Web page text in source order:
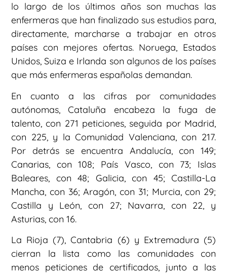
lo largo de los últimos años son muchas las
enfermeras que han finalizado sus estudios para,
directamente, marcharse a trabajar en otros
países con mejores ofertas. Noruega, Estados
Unidos, Suiza e Irlanda son algunos de los países
que más enfermeras españolas demandan.
En cuanto a las cifras por comunidades
autónomas, Cataluña encabeza la fuga de
talento, con 271 peticiones, seguida por Madrid,
con 225, y la Comunidad Valenciana, con 217.
Por detrás se encuentra Andalucía, con 149;
Canarias, con 108; País Vasco, con 73; Islas
Baleares, con 48; Galicia, con 45; Castilla-La
Mancha, con 36; Aragón, con 31; Murcia, con 29;
Castilla y León, con 27; Navarra, con 22, y
Asturias, con 16.
La Rioja (7), Cantabria (6) y Extremadura (5)
cierran la lista como las comunidades con
menos peticiones de certificados, junto a las